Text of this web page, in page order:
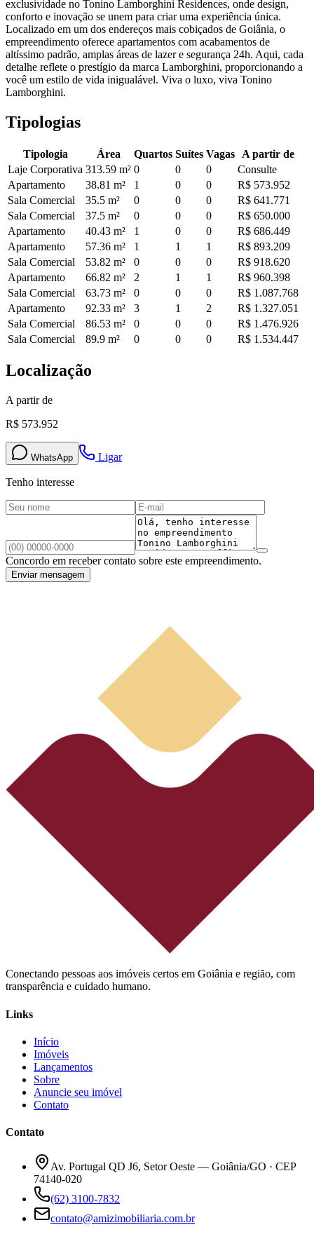
exclusividade no Tonino Lamborghini Residences, onde design,
conforto e inovação se unem para criar uma experiência única.
Localizado em um dos endereços mais cobiçados de Goiânia, o
empreendimento oferece apartamentos com acabamentos de
altíssimo padrão, amplas áreas de lazer e segurança 24h. Aqui, cada
detalhe reflete o prestígio da marca Lamborghini, proporcionando a
você um estilo de vida inigualável. Viva o luxo, viva Tonino
Lamborghini.
Tipologias
Tipologia Área Quartos Suítes Vagas
A partir de
Laje Corporativa 313.59 m² 0 0 0
Consulte
Apartamento
38.81 m² 1 0 0
R$ 573.952
Sala Comercial
35.5 m² 0 0 0
R$ 641.771
Sala Comercial
37.5 m² 0 0 0
R$ 650.000
Apartamento
40.43 m² 1 0 0
R$ 686.449
Apartamento
57.36 m² 1 1 1
R$ 893.209
Sala Comercial
53.82 m² 0 0 0
R$ 918.620
Apartamento
66.82 m² 2 1 1
R$ 960.398
Sala Comercial
63.73 m² 0 0 0
R$ 1.087.768
Apartamento
92.33 m² 3 1 2
R$ 1.327.051
Sala Comercial
86.53 m² 0 0 0
R$ 1.476.926
Sala Comercial
89.9 m² 0 0 0 R$ 1.534.447
Localização
A partir de
R$ 573.952
WhatsApp Ligar
Tenho interesse
Concordo em receber contato sobre este empreendimento.
Enviar mensagem
Conectando pessoas aos imóveis certos em Goiânia e região, com
transparência e cuidado humano.
Links
Início
Imóveis
Lançamentos
Sobre
Anuncie seu imóvel
Contato
Contato
Av. Portugal QD J6, Setor Oeste — Goiânia/GO · CEP
74140-020
(62) 3100-7832
contato@amizimobiliaria.com.br